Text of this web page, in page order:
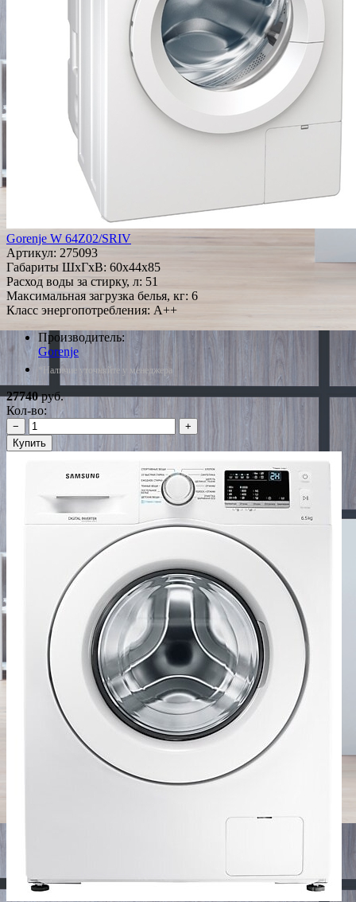
Gorenje W 64Z02/SRIV
Артикул: 275093
Габариты ШxГxВ: 60x44x85
Расход воды за стирку, л: 51
Максимальная загрузка белья, кг: 6
Класс энергопотребления: A++
Производитель:
Gorenje
*Наличие уточняйте у менеджера
27740руб.
Кол-во:
−
+
Купить